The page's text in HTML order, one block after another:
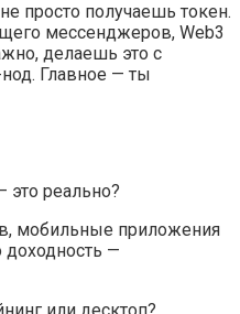
просто получаешь токен.
мессенджеров, Web3
делаешь это с
Главное — ты
это реально?
мобильные приложения
—